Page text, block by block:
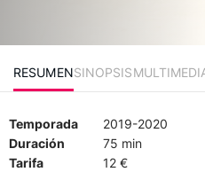
RESUMENSINOPSIS
Temporada
2019-2020
Duración
75 min
Tarifa
12 €